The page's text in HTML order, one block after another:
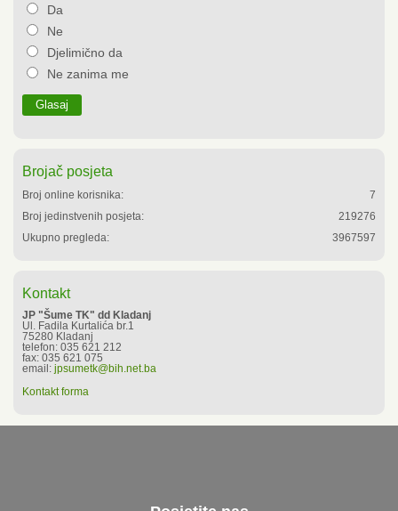
Da
Ne
Djelimično da
Ne zanima me
Brojač posjeta
Broj online korisnika:
7
Broj jedinstvenih posjeta:
219276
Ukupno pregleda:
3967597
Kontakt
JP "Šume TK" dd Kladanj
Ul. Fadila Kurtalića br.1
75280 Kladanj
telefon: 035 621 212
fax: 035 621 075
email: jpsumetk@bih.net.ba
Kontakt forma